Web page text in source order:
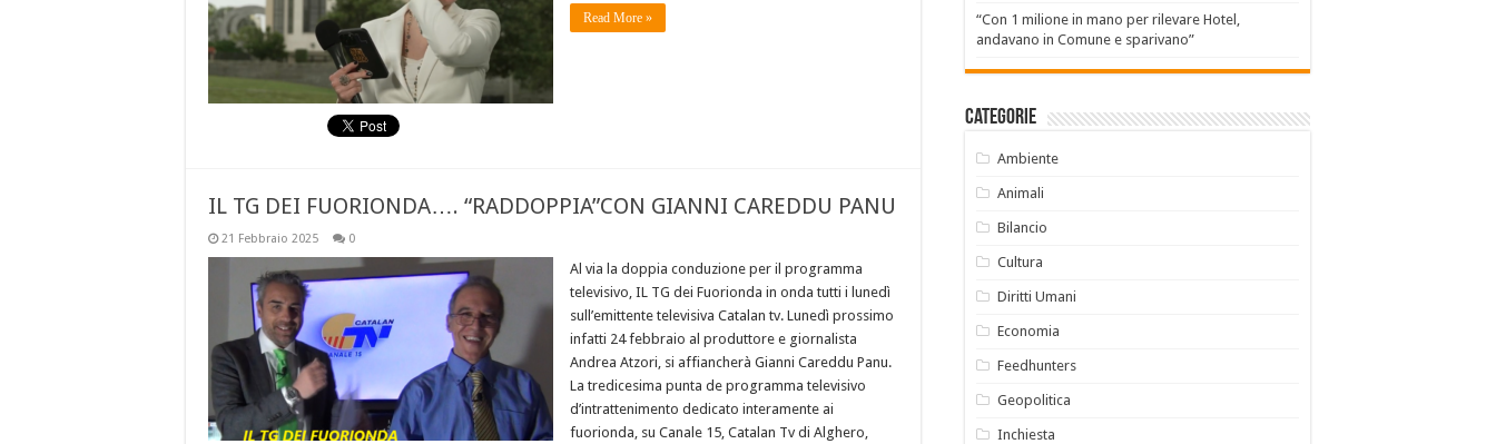
Read More »
IL TG DEI FUORIONDA…. “RADDOPPIA”CON GIANNI CAREDDU PANU
21 Febbraio 2025 0
Al via la doppia conduzione per il programma
televisivo, IL TG dei Fuorionda in onda tutti i lunedì
sull’emittente televisiva Catalan tv. Lunedì prossimo
infatti 24 febbraio al produttore e giornalista
Andrea Atzori, si affiancherà Gianni Careddu Panu.
La tredicesima punta de programma televisivo
d’intrattenimento dedicato interamente ai
fuorionda, su Canale 15, Catalan Tv di Alghero,
“Con 1 milione in mano per rilevare Hotel,
andavano in Comune e sparivano”
Categorie
Ambiente
Animali
Bilancio
Cultura
Diritti Umani
Economia
Feedhunters
Geopolitica
Inchiesta